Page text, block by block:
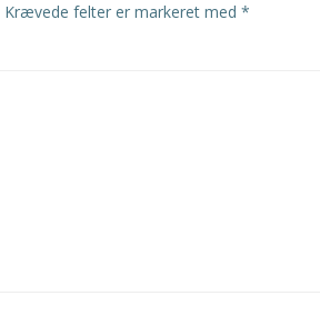
Krævede felter er markeret med *